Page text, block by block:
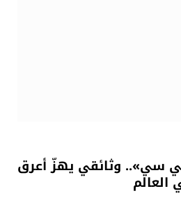
سي».. وثائقي يهزّ أعرق